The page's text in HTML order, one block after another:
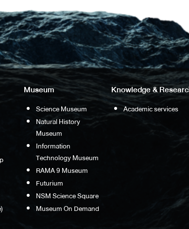
Museum
Science Museum
Natural History
Museum
Information
Technology Museum
RAMA 9 Museum
Futurium
NSM Science Square
Museum On Demand
Knowledge &
Academic services